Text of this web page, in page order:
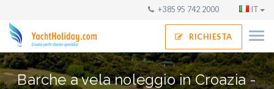
+385 95 742 2000 IT
RICHIESTA
Barche a vela noleggio in Croazia -